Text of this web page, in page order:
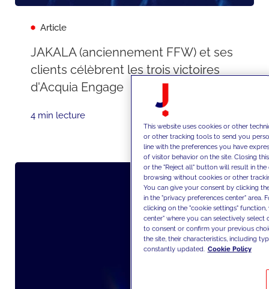
Article
JAKALA (anciennement FFW) et ses
clients célèbrent les trois victoires
d'Acquia Engage
4 min lecture
This website uses cookies or other
or other tracking tools to send you
line with the preferences you have
of visitor behavior on the site. Closing
or the "Reject all" button will result in
browsing without cookies or other
You can give your consent by clicking
in the "privacy preferences center"
clicking on the "cookie settings"
center" where you can selectively
to consent or confirm your previous
the site, their characteristics, including
constantly updated. Cookie Policy